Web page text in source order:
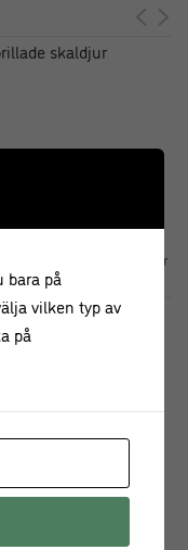
Grillade skaldjur
bara på
vilken typ av
på